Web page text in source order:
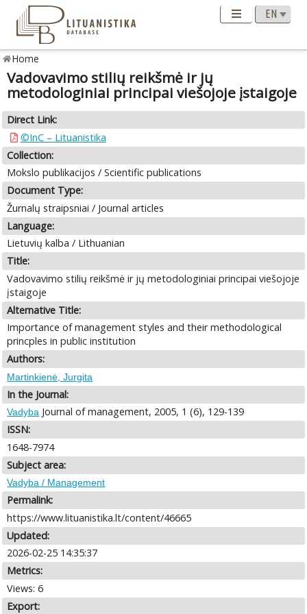
Home
Vadovavimo stilių reikšmė ir jų
metodologiniai principai viešojoje įstaigoje
Direct Link:
©InC – Lituanistika
Collection:
Mokslo publikacijos / Scientific publications
Document Type:
Žurnalų straipsniai / Journal articles
Language:
Lietuvių kalba / Lithuanian
Title:
Vadovavimo stilių reikšmė ir jų metodologiniai principai viešojoje
įstaigoje
Alternative Title:
Importance of management styles and their methodological
princples in public institution
Authors:
Martinkienė, Jurgita
In the Journal:
Vadyba Journal of management, 2005, 1 (6), 129-139
ISSN:
1648-7974
Subject area:
Vadyba / Management
Permalink:
https://www.lituanistika.lt/content/46665
Updated:
2026-02-25 14:35:37
Metrics:
Views: 6
Export: